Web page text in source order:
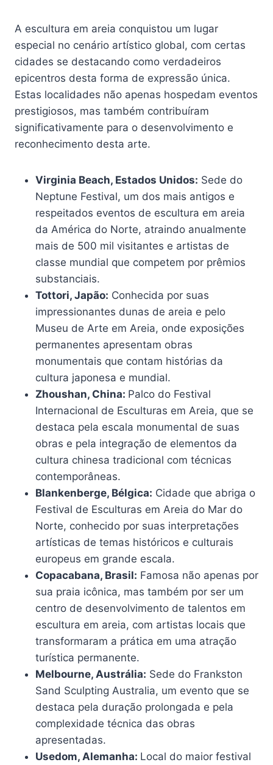
A escultura em areia conquistou um lugar
especial no cenário artístico global, com certas
cidades se destacando como verdadeiros
epicentros desta forma de expressão única.
Estas localidades não apenas hospedam eventos
prestigiosos, mas também contribuíram
significativamente para o desenvolvimento e
reconhecimento desta arte.
Virginia Beach, Estados Unidos: Sede do
Neptune Festival, um dos mais antigos e
respeitados eventos de escultura em areia
da América do Norte, atraindo anualmente
mais de 500 mil visitantes e artistas de
classe mundial que competem por prêmios
substanciais.
Tottori, Japão: Conhecida por suas
impressionantes dunas de areia e pelo
Museu de Arte em Areia, onde exposições
permanentes apresentam obras
monumentais que contam histórias da
cultura japonesa e mundial.
Zhoushan, China: Palco do Festival
Internacional de Esculturas em Areia, que se
destaca pela escala monumental de suas
obras e pela integração de elementos da
cultura chinesa tradicional com técnicas
contemporâneas.
Blankenberge, Bélgica: Cidade que abriga o
Festival de Esculturas em Areia do Mar do
Norte, conhecido por suas interpretações
artísticas de temas históricos e culturais
europeus em grande escala.
Copacabana, Brasil: Famosa não apenas por
sua praia icônica, mas também por ser um
centro de desenvolvimento de talentos em
escultura em areia, com artistas locais que
transformaram a prática em uma atração
turística permanente.
Melbourne, Austrália: Sede do Frankston
Sand Sculpting Australia, um evento que se
destaca pela duração prolongada e pela
complexidade técnica das obras
apresentadas.
Usedom, Alemanha: Local do maior festival